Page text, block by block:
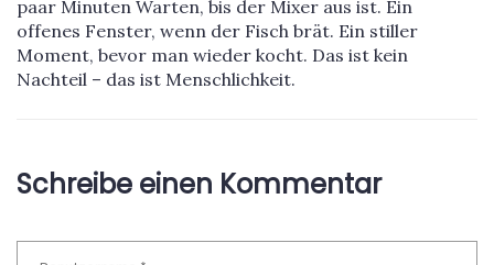
paar Minuten Warten, bis der Mixer aus ist. Ein
offenes Fenster, wenn der Fisch brät. Ein stiller
Moment, bevor man wieder kocht. Das ist kein
Nachteil – das ist Menschlichkeit.
Schreibe einen Kommentar